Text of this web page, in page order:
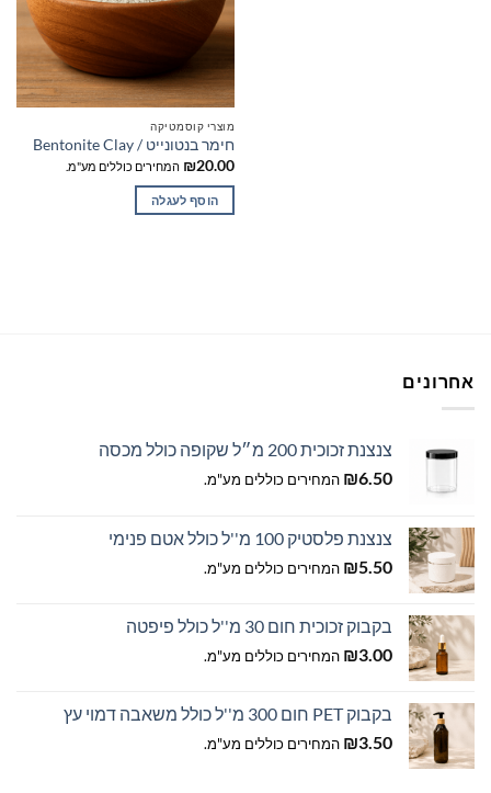
מוצרי קוסמטיקה
חימר בנטונייט / Bentonite Clay
₪20.00 המחירים כוללים מע"מ.
הוסף לעגלה
אחרונים
צנצנת זכוכית 200 מ״ל שקופה כולל מכסה
₪6.50 המחירים כוללים מע"מ.
צנצנת פלסטיק 100 מ''ל כולל אטם פנימי
₪5.50 המחירים כוללים מע"מ.
בקבוק זכוכית חום 30 מ''ל כולל פיפטה
₪3.00 המחירים כוללים מע"מ.
בקבוק PET חום 300 מ''ל כולל משאבה דמוי עץ
₪3.50 המחירים כוללים מע"מ.